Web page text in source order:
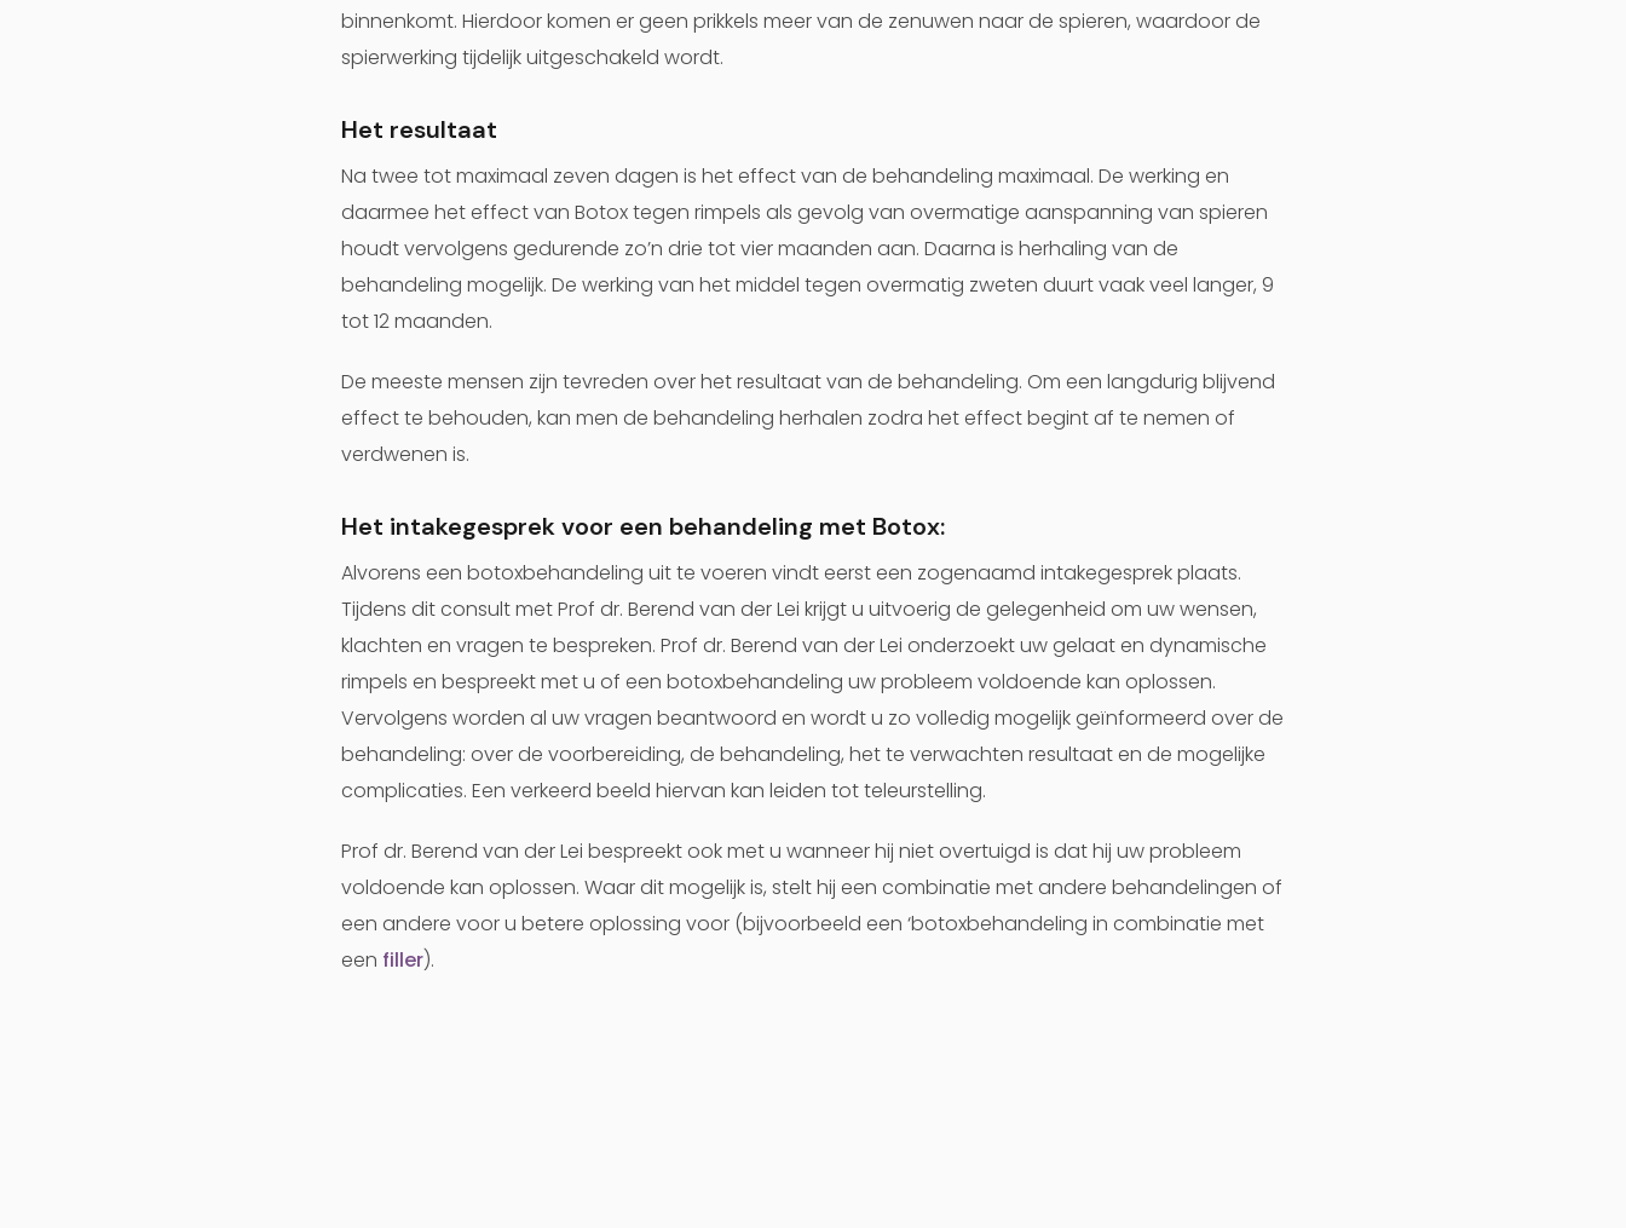
binnenkomt. Hierdoor komen er geen prikkels meer van de zenuwen naar de spieren, waardoor de
spierwerking tijdelijk uitgeschakeld wordt.
Het resultaat
Na twee tot maximaal zeven dagen is het effect van de behandeling maximaal. De werking en
daarmee het effect van Botox tegen rimpels als gevolg van overmatige aanspanning van spieren
houdt vervolgens gedurende zo’n drie tot vier maanden aan. Daarna is herhaling van de
behandeling mogelijk. De werking van het middel tegen overmatig zweten duurt vaak veel langer, 9
tot 12 maanden.
De meeste mensen zijn tevreden over het resultaat van de behandeling. Om een langdurig blijvend
effect te behouden, kan men de behandeling herhalen zodra het effect begint af te nemen of
verdwenen is.
Het intakegesprek voor een behandeling met Botox:
Alvorens een botoxbehandeling uit te voeren vindt eerst een zogenaamd intakegesprek plaats.
Tijdens dit consult met Prof dr. Berend van der Lei krijgt u uitvoerig de gelegenheid om uw wensen,
klachten en vragen te bespreken. Prof dr. Berend van der Lei onderzoekt uw gelaat en dynamische
rimpels en bespreekt met u of een botoxbehandeling uw probleem voldoende kan oplossen.
Vervolgens worden al uw vragen beantwoord en wordt u zo volledig mogelijk geïnformeerd over de
behandeling: over de voorbereiding, de behandeling, het te verwachten resultaat en de mogelijke
complicaties. Een verkeerd beeld hiervan kan leiden tot teleurstelling.
Prof dr. Berend van der Lei bespreekt ook met u wanneer hij niet overtuigd is dat hij uw probleem
voldoende kan oplossen. Waar dit mogelijk is, stelt hij een combinatie met andere behandelingen of
een andere voor u betere oplossing voor (bijvoorbeeld een ‘botoxbehandeling in combinatie met
een filler).